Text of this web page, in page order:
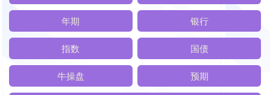
年期 银行
指数 国债
牛操盘 预期